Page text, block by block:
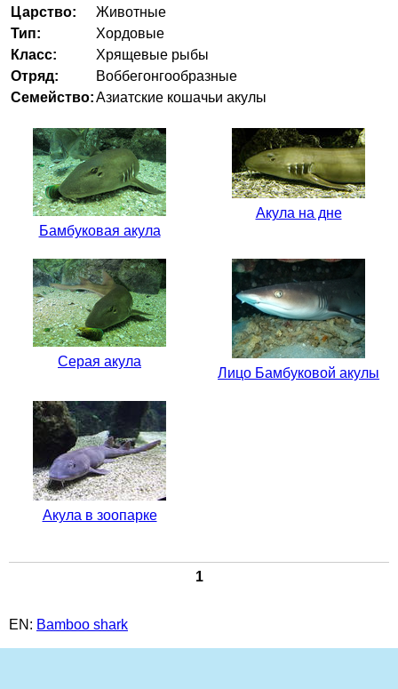
Царство:
Животные
Тип:
Хордовые
Класс:
Хрящевые рыбы
Отряд:
Воббегонгообразные
Семейство:Азиатские кошачьи акулы
Бамбуковая акула
Акула на дне
Серая акула
Лицо Бамбуковой акулы
Акула в зоопарке
1
EN: Bamboo shark